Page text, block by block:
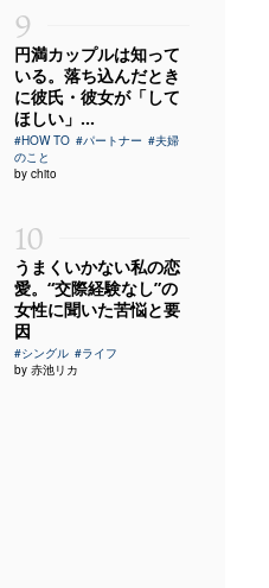
9
円満カップルは知って
いる。落ち込んだとき
に彼氏・彼女が「して
ほしい」...
#HOW TO #パートナー #夫婦
のこと
by chito
10
うまくいかない私の恋
愛。“交際経験なし”の
女性に聞いた苦悩と要
因
#シングル #ライフ
by 赤池リカ